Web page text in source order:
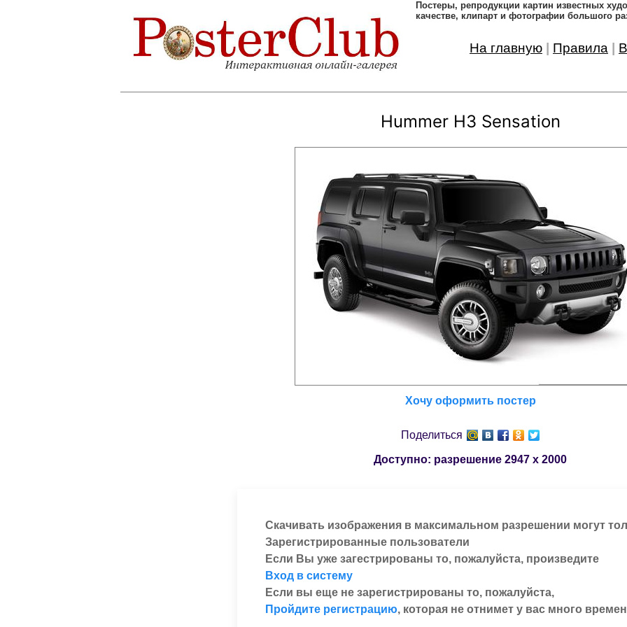
Постеры, pепродукции картин известных
качестве, клипарт и фотографии большого
На главную Правила
Hummer H3 Sensation
Хочу оформить постер
Поделиться
Доступно: разрешение 2947 x 2000
Скачивать изображения в максимальном разрешении могут
Зарегистрированные пользователи
Если Вы уже загестрированы то, пожалуйста, произведите
Вход в систему
Если вы еще не зарегистрированы то, пожалуйста,
Пройдите регистрацию, которая не отнимет у вас много